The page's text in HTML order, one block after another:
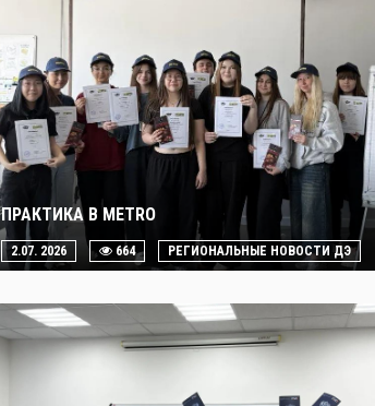
ПРАКТИКА В METRO
2.07. 2026 664 РЕГИОНАЛЬНЫЕ НОВОСТИ ДЭ